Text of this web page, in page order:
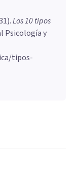
).Los 10 tipos
Psicología y
tipos-